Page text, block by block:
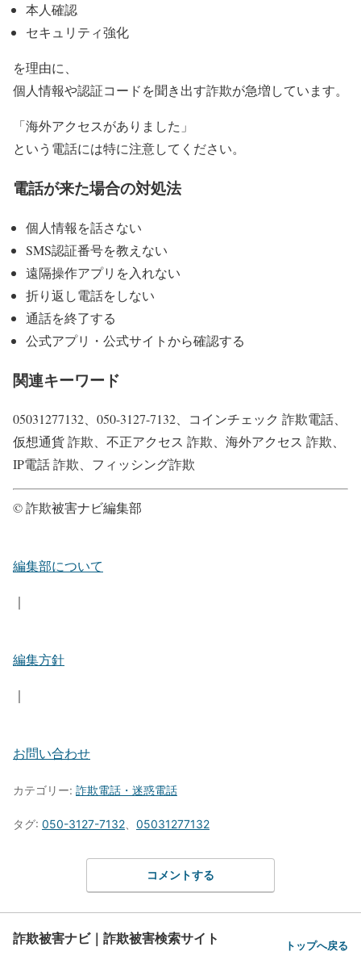
本人確認
セキュリティ強化
を理由に、
個人情報や認証コードを聞き出す詐欺が急増しています。
「海外アクセスがありました」
という電話には特に注意してください。
電話が来た場合の対処法
個人情報を話さない
SMS認証番号を教えない
遠隔操作アプリを入れない
折り返し電話をしない
通話を終了する
公式アプリ・公式サイトから確認する
関連キーワード
05031277132、050-3127-7132、コインチェック 詐欺電話、
仮想通貨 詐欺、不正アクセス 詐欺、海外アクセス 詐欺、
IP電話 詐欺、フィッシング詐欺
© 詐欺被害ナビ編集部
編集部について
｜
編集方針
｜
お問い合わせ
カテゴリー: 詐欺電話・迷惑電話
タグ: 050-3127-7132 05031277132
コメントする
詐欺被害ナビ｜詐欺被害検索サイト トップへ戻る